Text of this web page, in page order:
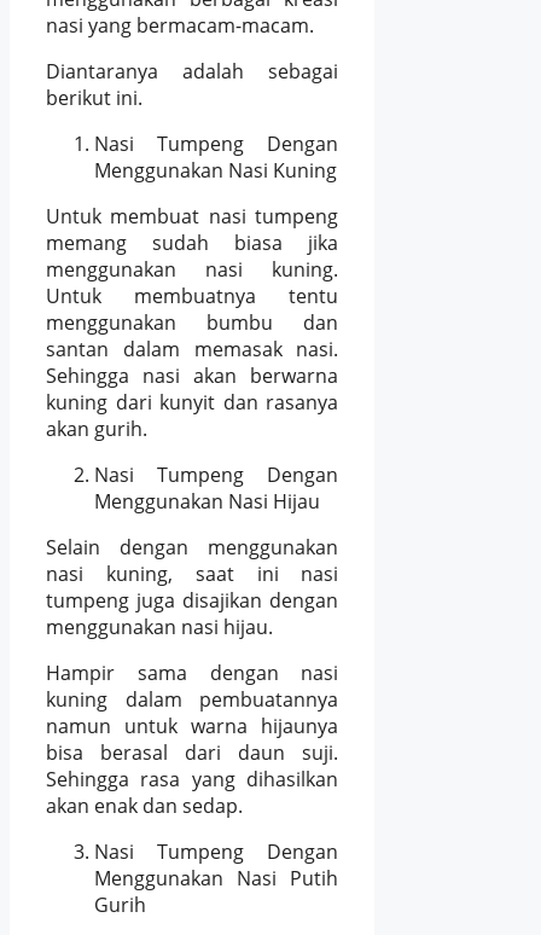
nasi yang bermacam-macam.
Diantaranya adalah sebagai
berikut ini.
Nasi Tumpeng Dengan
Menggunakan Nasi Kuning
Untuk membuat nasi tumpeng
memang sudah biasa jika
menggunakan nasi kuning.
Untuk membuatnya tentu
menggunakan bumbu dan
santan dalam memasak nasi.
Sehingga nasi akan berwarna
kuning dari kunyit dan rasanya
akan gurih.
Nasi Tumpeng Dengan
Menggunakan Nasi Hijau
Selain dengan menggunakan
nasi kuning, saat ini nasi
tumpeng juga disajikan dengan
menggunakan nasi hijau.
Hampir sama dengan nasi
kuning dalam pembuatannya
namun untuk warna hijaunya
bisa berasal dari daun suji.
Sehingga rasa yang dihasilkan
akan enak dan sedap.
Nasi Tumpeng Dengan
Menggunakan Nasi Putih
Gurih